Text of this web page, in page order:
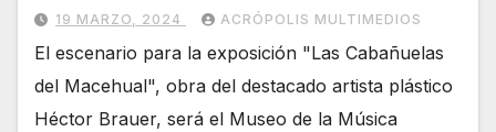
19 MARZO, 2024 ACRÓPOLIS MULTIMEDIOS
El escenario para la exposición "Las Cabañuelas
del Macehual", obra del destacado artista plástico
Héctor Brauer, será el Museo de la Música